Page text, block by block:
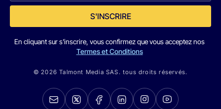
S'INSCRIRE
En cliquant sur s'inscrire, vous confirmez que vous acceptez nos
Termes et Conditions
© 2026 Talmont Media SAS. tous droits réservés.